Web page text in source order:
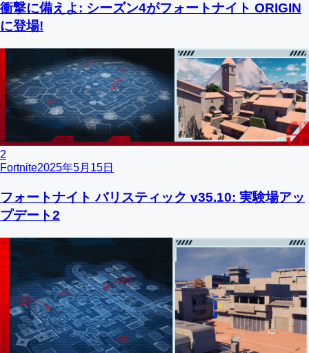
衝撃に備えよ: シーズン4がフォートナイト ORIGIN
に登場!
2
Fortnite2025年5月15日
フォートナイト バリスティック v35.10: 実験場アッ
プデート2